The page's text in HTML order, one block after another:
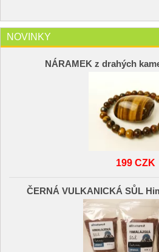
NOVINKY
NÁRAMEK z drahých
199 CZK
ČERNÁ VULKANICKÁ SŮL